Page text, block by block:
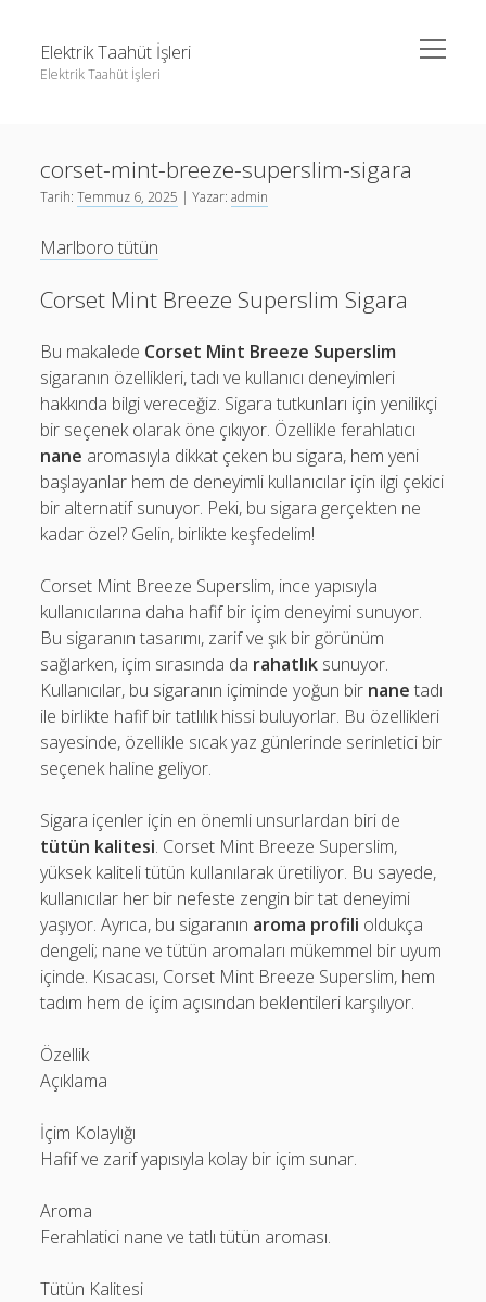
Elektrik Taahüt İşleri
Elektrik Taahüt İşleri
menüyü
aç
Liste
Sayfa Listesi
Tiktok Takipçi Hilesi Şifresiz
Liste
Sayfa Listesi
Ücretsiz Instagram Bayan Takipçi Hilesi
corset-mint-breeze-superslim-sigara
Tarih:Temmuz 6, 2025 | Yazar:admin
Marlboro tütün
Corset Mint Breeze Superslim Sigara
Bu makalede Corset Mint Breeze Superslim
sigaranın özellikleri, tadı ve kullanıcı deneyimleri
hakkında bilgi vereceğiz. Sigara tutkunları için yenilikçi
bir seçenek olarak öne çıkıyor. Özellikle ferahlatıcı
nane aromasıyla dikkat çeken bu sigara, hem yeni
başlayanlar hem de deneyimli kullanıcılar için ilgi çekici
bir alternatif sunuyor. Peki, bu sigara gerçekten ne
kadar özel? Gelin, birlikte keşfedelim!
Corset Mint Breeze Superslim, ince yapısıyla
kullanıcılarına daha hafif bir içim deneyimi sunuyor.
Bu sigaranın tasarımı, zarif ve şık bir görünüm
sağlarken, içim sırasında da rahatlık sunuyor.
Kullanıcılar, bu sigaranın içiminde yoğun bir nane tadı
ile birlikte hafif bir tatlılık hissi buluyorlar. Bu özellikleri
sayesinde, özellikle sıcak yaz günlerinde serinletici bir
seçenek haline geliyor.
Sigara içenler için en önemli unsurlardan biri de
tütün kalitesi. Corset Mint Breeze Superslim,
yüksek kaliteli tütün kullanılarak üretiliyor. Bu sayede,
kullanıcılar her bir nefeste zengin bir tat deneyimi
yaşıyor. Ayrıca, bu sigaranın aroma profili oldukça
dengeli; nane ve tütün aromaları mükemmel bir uyum
içinde. Kısacası, Corset Mint Breeze Superslim, hem
tadım hem de içim açısından beklentileri karşılıyor.
Özellik
Açıklama
İçim Kolaylığı
Hafif ve zarif yapısıyla kolay bir içim sunar.
Aroma
Ferahlatici nane ve tatlı tütün aroması.
Tütün Kalitesi